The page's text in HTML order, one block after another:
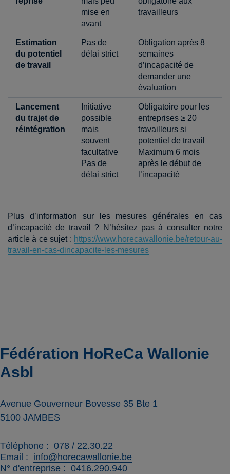
mise en
avant
travailleurs
Estimation
du potentiel
de travail
Pas de
délai strict
Obligation après 8
semaines
d’incapacité de
demander une
évaluation
Lancement
du trajet de
réintégration
Initiative
possible
mais
souvent
facultative
Pas de
délai strict
Obligatoire pour les
entreprises ≥ 20
travailleurs si
potentiel de travail
Maximum 6 mois
après le début de
l’incapacité
Plus d’information sur les mesures générales en cas
d’incapacité de travail ? N’hésitez pas à consulter notre
article à ce sujet : https://www.horecawallonie.be/retour-au-
travail-en-cas-dincapacite-les-mesures
Fédération HoReCa Wallonie
Asbl
Avenue Gouverneur Bovesse 35 Bte 1
5100 JAMBES
Téléphone
078 / 22.30.22
Email
info@horecawallonie.be
N° d'entreprise
0416.290.940